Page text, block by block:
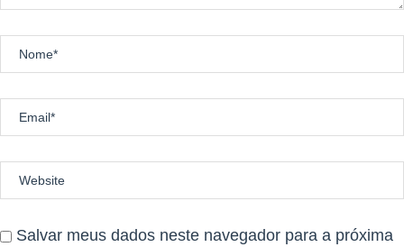
Salvar meus dados neste navegador para a próxima